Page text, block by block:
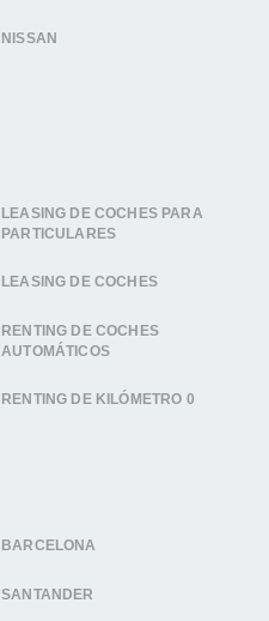
NISSAN
LEASING DE COCHES PARA
PARTICULARES
LEASING DE COCHES
RENTING DE COCHES
AUTOMÁTICOS
RENTING DE KILÓMETRO 0
BARCELONA
SANTANDER